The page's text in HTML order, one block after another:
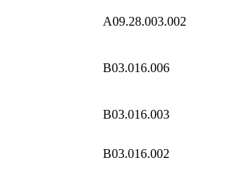
A09.28.003.002
B03.016.006
B03.016.003
B03.016.002